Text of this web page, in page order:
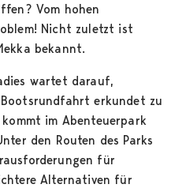
Vom hohen
Nicht zuletzt ist
bekannt.
wartet darauf,
erkundet zu
im Abenteuerpark
den Routen des Parks
für
Alternativen für